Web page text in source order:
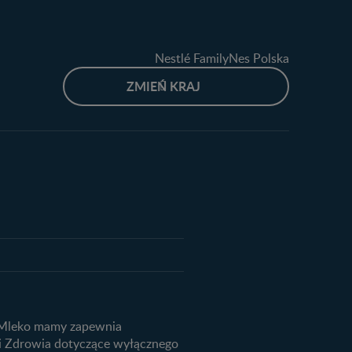
Nestlé FamilyNes Polska
ZMIEŃ KRAJ
mamy zapewnia
dotyczące wyłącznego